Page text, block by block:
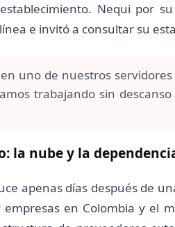
Nequi por
e invitó a consultar su
uno de nuestros
trabajando sin
la nube y la
apenas días después de
en Colombia y el